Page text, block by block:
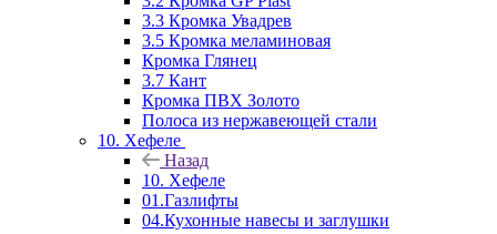
3.3 Кромка Увадрев
3.5 Кромка меламиновая
Кромка Глянец
3.7 Кант
Кромка ПВХ Золото
Полоса из нержавеющей стали
10. Хефеле
Назад
10. Хефеле
01.Газлифты
04.Кухонные навесы и заглушки